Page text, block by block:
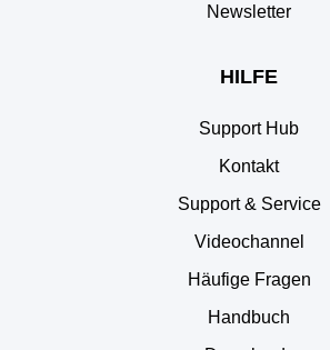
Newsletter
HILFE
Support Hub
Kontakt
Support & Service
Videochannel
Häufige Fragen
Handbuch